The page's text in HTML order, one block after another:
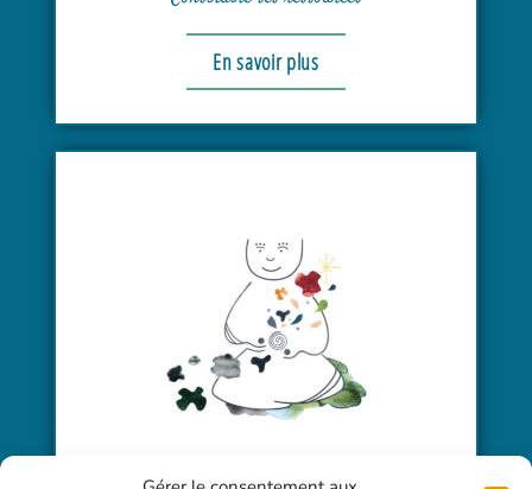
En savoir plus
RENCONTRER L’OMBRE